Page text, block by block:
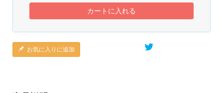
カートに入れる
お気に入りに追加